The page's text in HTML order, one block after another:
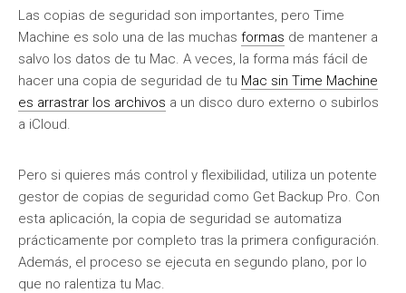
Las copias de seguridad son importantes, pero Time
Machine es solo una de las muchas formas de mantener a
salvo los datos de tu Mac. A veces, la forma más fácil de
hacer una copia de seguridad de tu Mac sin Time Machine
es arrastrar los archivos a un disco duro externo o subirlos
a iCloud.
Pero si quieres más control y flexibilidad, utiliza un potente
gestor de copias de seguridad como Get Backup Pro. Con
esta aplicación, la copia de seguridad se automatiza
prácticamente por completo tras la primera configuración.
Además, el proceso se ejecuta en segundo plano, por lo
que no ralentiza tu Mac.